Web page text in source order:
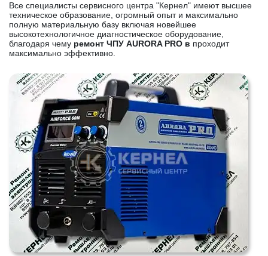
Все специалисты сервисного центра "Кернел" имеют высшее
техническое образование, огромный опыт и максимально
полную материальную базу включая новейшее
высокотехнологичное диагностическое оборудование,
благодаря чему ремонт ЧПУ AURORA PRO в проходит
максимально эффективно.